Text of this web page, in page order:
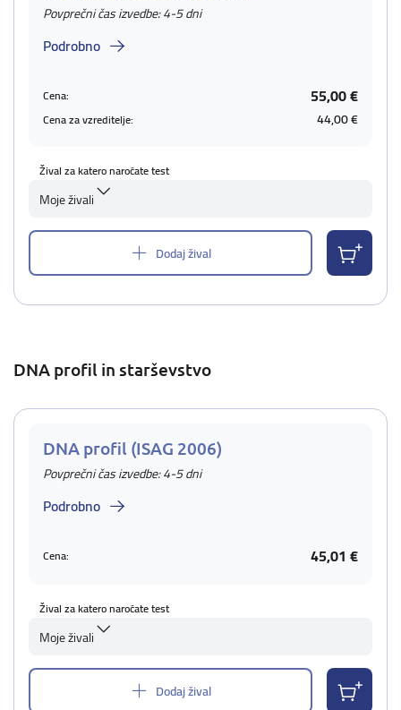
Povprečni čas izvedbe: 4-5 dni
Podrobno
Cena: 55,00 €
Cena za vzreditelje: 44,00 €
Žival za katero naročate test
Moje živali
Dodaj žival
DNA profil in starševstvo
DNA profil (ISAG 2006)
Povprečni čas izvedbe: 4-5 dni
Podrobno
Cena: 45,01 €
Žival za katero naročate test
Moje živali
Dodaj žival